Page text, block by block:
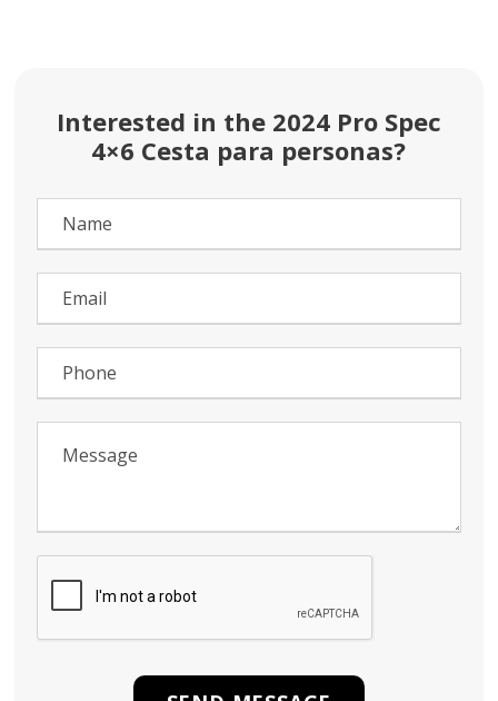
Interested in the 2024 Pro Spec
4×6 Cesta para personas?